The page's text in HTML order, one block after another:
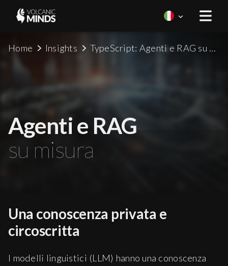
Home Insights TypeScript: Agenti e RAG su misura
Agenti e RAG
su misura
Una conoscenza privata e
circoscritta
I modelli linguistici (LLM) hanno una conoscenza